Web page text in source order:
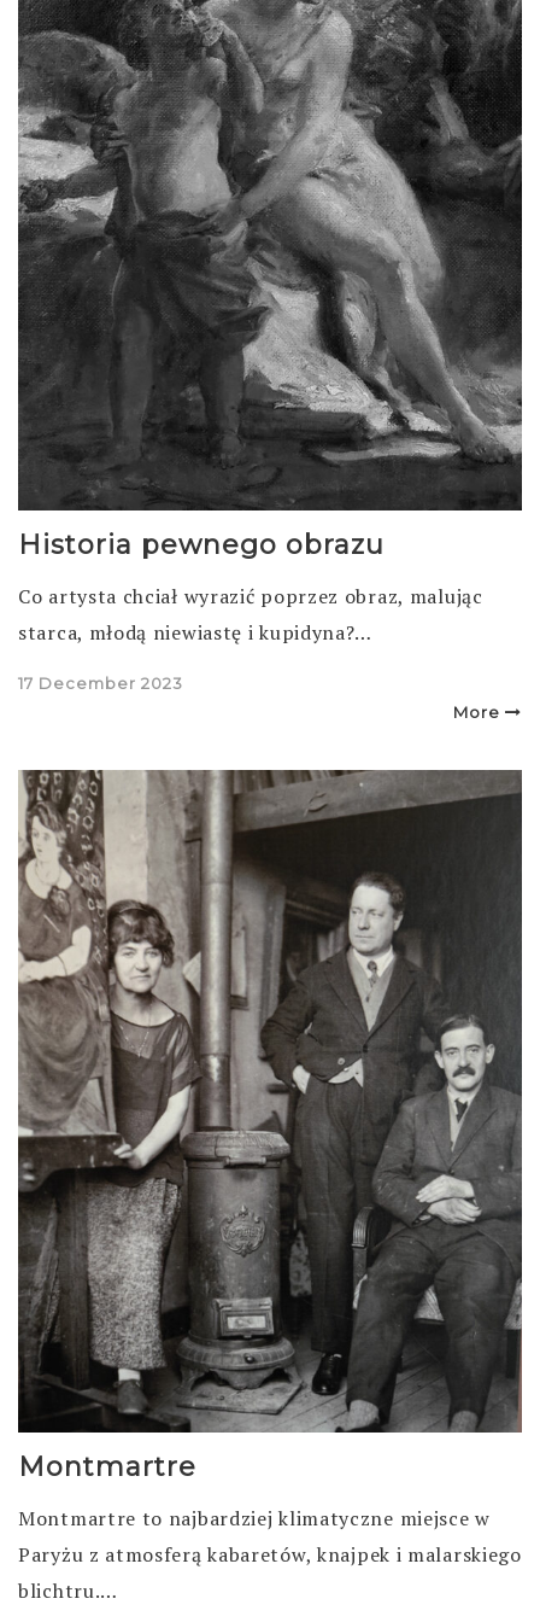
Historia pewnego obrazu
Co artysta chciał wyrazić poprzez obraz, malując
starca, młodą niewiastę i kupidyna?…
Posted
17 December 2023
More
Montmartre
Montmartre to najbardziej klimatyczne miejsce w
Paryżu z atmosferą kabaretów, knajpek i malarskiego
blichtru.…